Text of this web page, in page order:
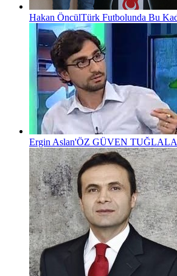
Hakan ÖncülTürk Futbolunda Bu
Ergin Aslan'ÖZ GÜVEN